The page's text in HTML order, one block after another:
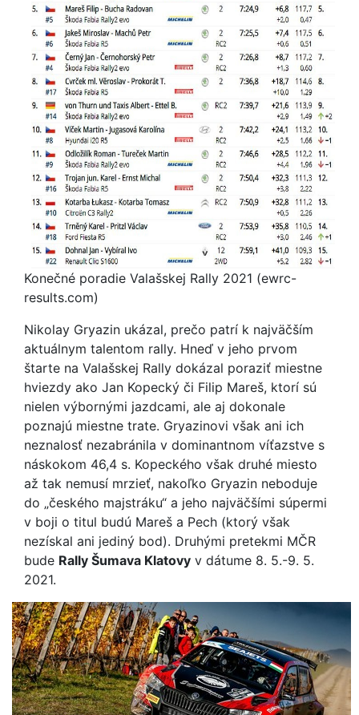
Konečné poradie Valašskej Rally 2021 (ewrc-
results.com)
Nikolay Gryazin ukázal, prečo patrí k najväčším
aktuálnym talentom rally. Hneď v jeho prvom
štarte na Valašskej Rally dokázal poraziť miestne
hviezdy ako Jan Kopecký či Filip Mareš, ktorí sú
nielen výbornými jazdcami, ale aj dokonale
poznajú miestne trate. Gryazinovi však ani ich
neznalosť nezabránila v dominantnom víťazstve s
náskokom 46,4 s. Kopeckého však druhé miesto
až tak nemusí mrzieť, nakoľko Gryazin neboduje
do „českého majstráku“ a jeho najväčšími súpermi
v boji o titul budú Mareš a Pech (ktorý však
nezískal ani jediný bod). Druhými pretekmi MČR
bude Rally Šumava Klatovy v dátume 8. 5.-9. 5.
2021.